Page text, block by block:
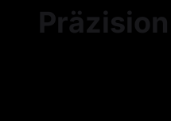
Präzision